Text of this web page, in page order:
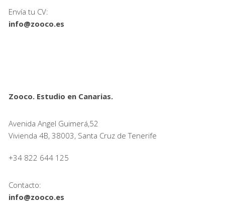
Envía tu CV:
info@zooco.es
Zooco. Estudio en Canarias.
Avenida Angel Guimerá,52
Vivienda 4B, 38003, Santa Cruz de Tenerife
+34 822 644 125
Contacto:
info@zooco.es